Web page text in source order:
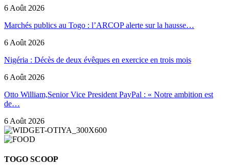
6 Août 2026
Marchés publics au Togo : l’ARCOP alerte sur la hausse…
6 Août 2026
Nigéria : Décès de deux évêques en exercice en trois mois
6 Août 2026
Otto William,Senior Vice President PayPal : « Notre ambition est
de…
6 Août 2026
TOGO SCOOP